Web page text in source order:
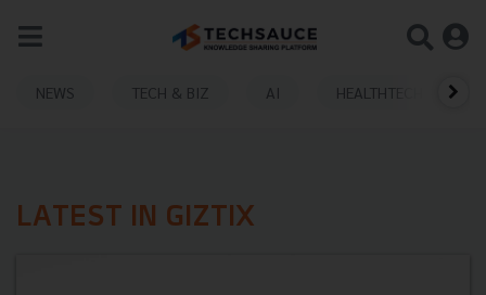
NEWS TECH & BIZ AI HEALTHTECH
LATEST IN GIZTIX